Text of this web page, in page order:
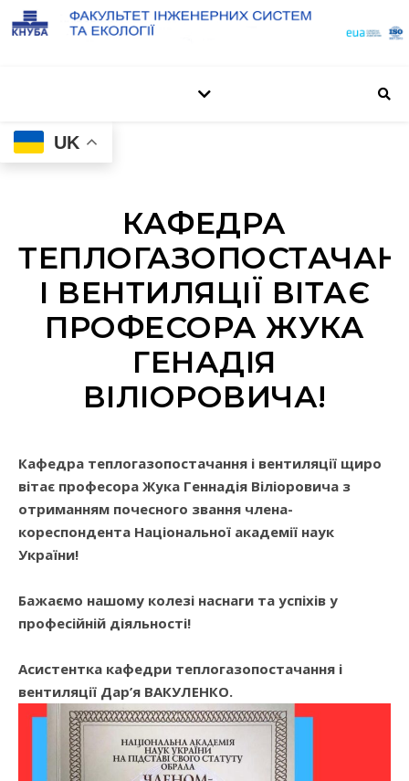
UK
КАФЕДРА
І ВЕНТИЛЯЦІЇ ВІТАЄ
ПРОФЕСОРА ЖУКА
ГЕНАДІЯ
ВІЛІОРОВИЧА!
Кафедра теплогазопостачання і вентиляції щиро
вітає професора Жука Геннадія Віліоровича з
отриманням почесного звання члена-
кореспондента Національної академії наук
України!
Бажаємо нашому колезі наснаги та успіхів у
професійній діяльності!
Асистентка кафедри теплогазопостачання і
вентиляції Дар’я ВАКУЛЕНКО.